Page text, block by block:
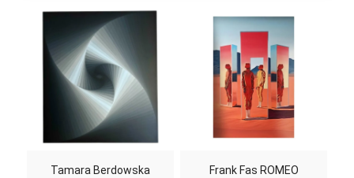
Tamara Berdowska
Frank Fas ROMEO